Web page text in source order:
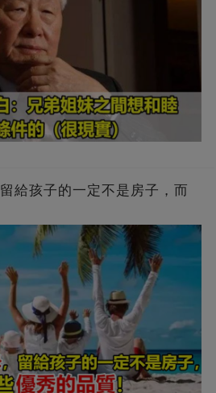
給孩子的一定不是房子，而